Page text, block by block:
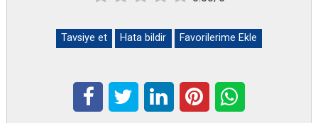
Tavsiye et Hata bildir Favorilerime Ekle